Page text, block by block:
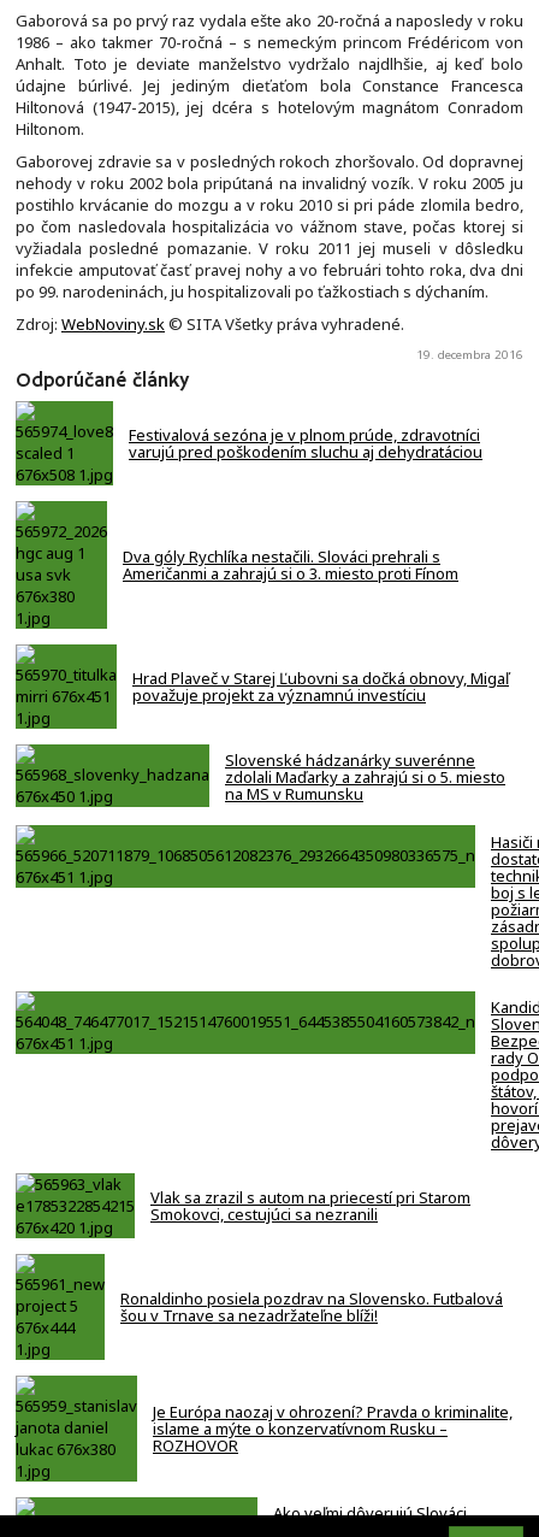
Gaborová sa po prvý raz vydala ešte ako 20-ročná a naposledy v roku
1986 – ako takmer 70-ročná – s nemeckým princom Frédéricom von
Anhalt. Toto je deviate manželstvo vydržalo najdlhšie, aj keď bolo
údajne búrlivé. Jej jediným dieťaťom bola Constance Francesca
Hiltonová (1947-2015), jej dcéra s hotelovým magnátom Conradom
Hiltonom.
Gaborovej zdravie sa v posledných rokoch zhoršovalo. Od dopravnej
nehody v roku 2002 bola pripútaná na invalidný vozík. V roku 2005 ju
postihlo krvácanie do mozgu a v roku 2010 si pri páde zlomila bedro,
po čom nasledovala hospitalizácia vo vážnom stave, počas ktorej si
vyžiadala posledné pomazanie. V roku 2011 jej museli v dôsledku
infekcie amputovať časť pravej nohy a vo februári tohto roka, dva dni
po 99. narodeninách, ju hospitalizovali po ťažkostiach s dýchaním.
Zdroj: WebNoviny.sk© SITA Všetky práva vyhradené.
19. decembra 2016
Odporúčané články
Festivalová sezóna je v plnom prúde, zdravotníci
varujú pred poškodením sluchu aj dehydratáciou
Dva góly Rychlíka nestačili. Slováci prehrali s
Američanmi a zahrajú si o 3. miesto proti Fínom
Hrad Plaveč v Starej Ľubovni sa dočká obnovy, Migaľ
považuje projekt za významnú investíciu
Slovenské hádzanárky suverénne
zdolali Maďarky a zahrajú si o 5. miesto
na MS v Rumunsku
Hasiči
boj s
rady
Vlak sa zrazil s autom na priecestí pri Starom
Smokovci, cestujúci sa nezranili
Ronaldinho posiela pozdrav na Slovensko. Futbalová
šou v Trnave sa nezadržateľne blíži!
Je Európa naozaj v ohrození? Pravda o kriminalite,
islame a mýte o konzervatívnom Rusku –
ROZHOVOR
Ako veľmi dôverujú Slováci
štátnym inštitúciám? Najhoršie